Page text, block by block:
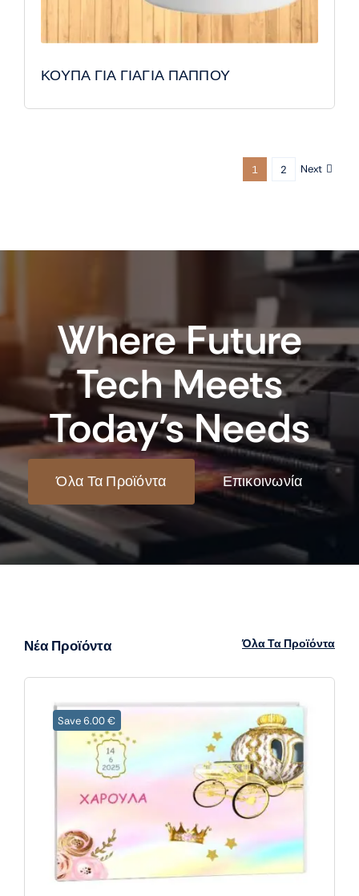
ΚΟΥΠΑ ΓΙΑ ΓΙΑΓΙΑ ΠΑΠΠΟΥ
1 2 Next
Where Future
Tech Meets
Today’s Needs
Όλα Τα Προϊόντα Επικοινωνία
Νέα Προϊόντα Όλα Τα Προϊόντα
Save 6.00 €